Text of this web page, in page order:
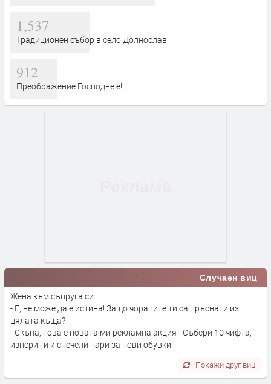
1,537
Традиционен събор в село Долнослав
912
Преображение Господне е!
Случаен виц
Жена към съпруга си:
- Е, не може да е истина! Защо чорапите ти са пръснати из
цялата къща?
- Скъпа, това е новата ми рекламна акция - Събери 10 чифта,
изпери ги и спечели пари за нови обувки!
Покажи друг виц